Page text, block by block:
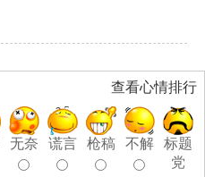
查看心情排行
无奈 谎言 枪稿 不解
标题
党